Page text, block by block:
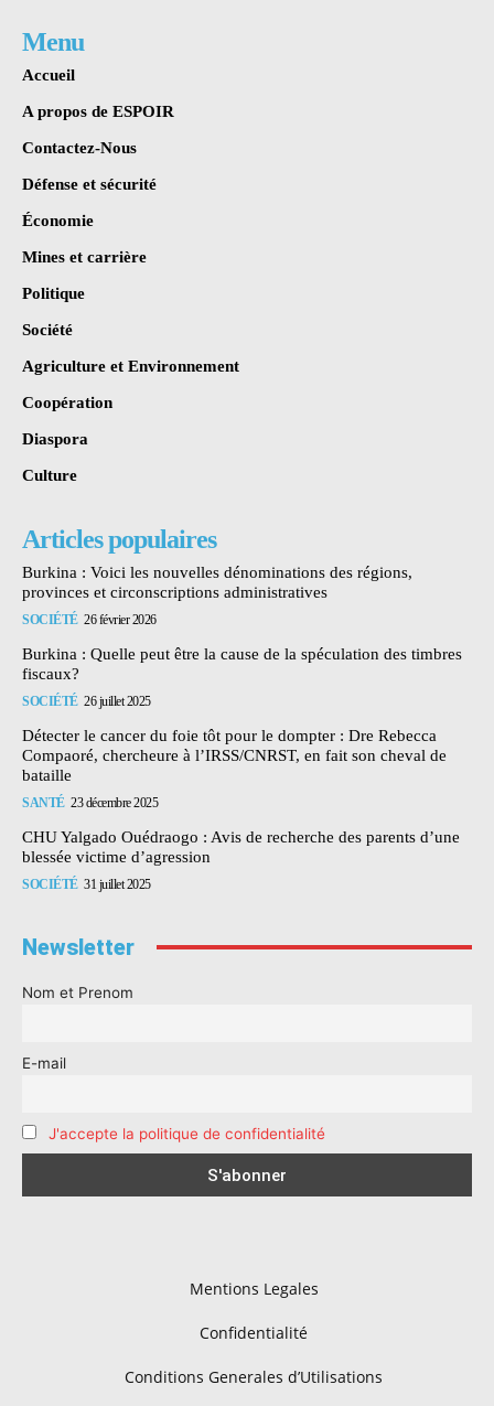
Menu
Accueil
A propos de ESPOIR
Contactez-Nous
Défense et sécurité
Économie
Mines et carrière
Politique
Société
Agriculture et Environnement
Coopération
Diaspora
Culture
Articles populaires
Burkina : Voici les nouvelles dénominations des régions,
provinces et circonscriptions administratives
SOCIÉTÉ 26 février 2026
Burkina : Quelle peut être la cause de la spéculation des timbres
fiscaux?
SOCIÉTÉ 26 juillet 2025
Détecter le cancer du foie tôt pour le dompter : Dre Rebecca
Compaoré, chercheure à l’IRSS/CNRST, en fait son cheval de
bataille
SANTÉ 23 décembre 2025
CHU Yalgado Ouédraogo : Avis de recherche des parents d’une
blessée victime d’agression
SOCIÉTÉ 31 juillet 2025
Newsletter
Nom et Prenom
E-mail
J'accepte la politique de confidentialité
Mentions Legales
Confidentialité
Conditions Generales d’Utilisations